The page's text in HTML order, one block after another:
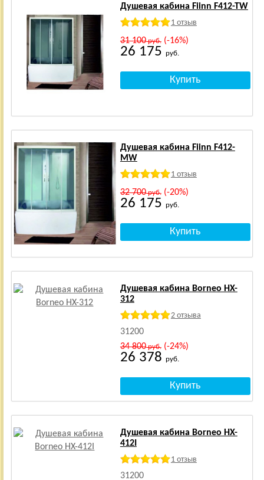
Душевая кабина Fiinn F412-TW
1 отзыв
31 100руб.(-16%)
26 175 руб.
Душевая кабина Fiinn F412-
MW
1 отзыв
32 700руб.(-20%)
26 175 руб.
Душевая кабина Borneo HX-
312
2 отзыва
31200
34 800руб.(-24%)
26 378 руб.
Душевая кабина Borneo HX-
412I
1 отзыв
31200